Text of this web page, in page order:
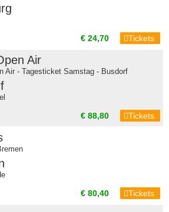
€ 24,70 Tickets
Air
Air - Tagesticket Samstag - Busdorf
€ 88,80 Tickets
€ 80,40 Tickets